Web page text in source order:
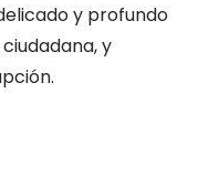
y profundo
y